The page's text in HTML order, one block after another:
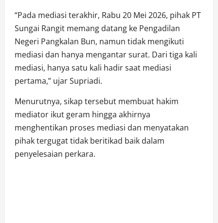
“Pada mediasi terakhir, Rabu 20 Mei 2026, pihak PT
Sungai Rangit memang datang ke Pengadilan
Negeri Pangkalan Bun, namun tidak mengikuti
mediasi dan hanya mengantar surat. Dari tiga kali
mediasi, hanya satu kali hadir saat mediasi
pertama,” ujar Supriadi.
Menurutnya, sikap tersebut membuat hakim
mediator ikut geram hingga akhirnya
menghentikan proses mediasi dan menyatakan
pihak tergugat tidak beritikad baik dalam
penyelesaian perkara.